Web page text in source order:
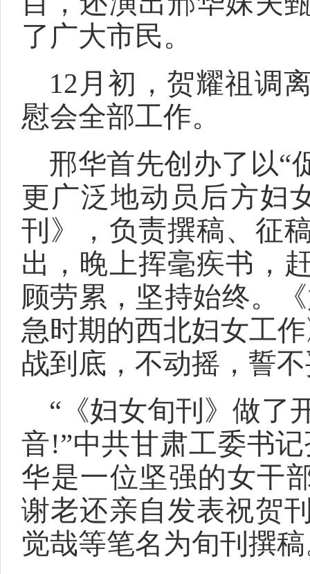
了广大市民。
12月初，贺耀祖调
慰会全部工作。
邢华首先创办了以“
更广泛地动员后方妇
刊》，负责撰稿、征
出，晚上挥毫疾书，
顾劳累，坚持始终。
急时期的西北妇女工
战到底，不动摇，誓
“《妇女旬刊》做了
音!”中共甘肃工委书
华是一位坚强的女干
谢老还亲自发表祝贺
觉哉等笔名为旬刊撰